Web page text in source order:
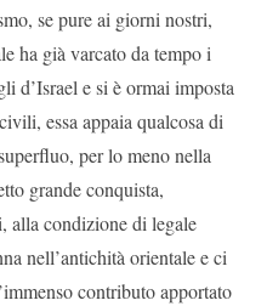
se pure ai giorni nostri,
ha già varcato da tempo i
d’Israel e si è ormai imposta
essa appaia qualcosa di
per lo meno nella
grande conquista,
alla condizione di legale
nell’antichità orientale e ci
contributo apportato